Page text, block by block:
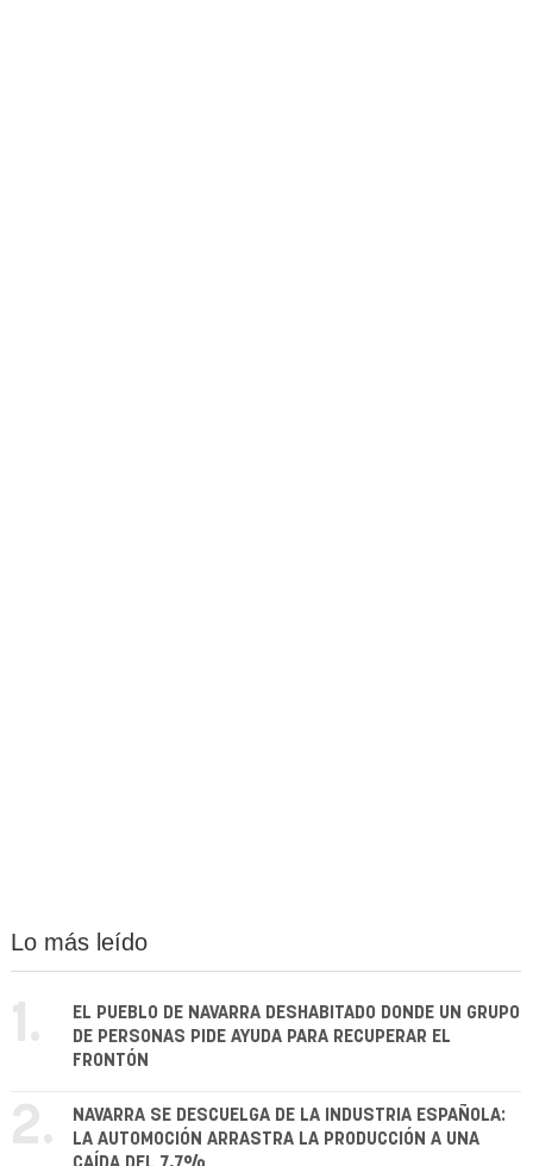
Lo más leído
1.
EL PUEBLO DE NAVARRA DESHABITADO DONDE UN GRUPO
DE PERSONAS PIDE AYUDA PARA RECUPERAR EL
FRONTÓN
2.
NAVARRA SE DESCUELGA DE LA INDUSTRIA ESPAÑOLA:
LA AUTOMOCIÓN ARRASTRA LA PRODUCCIÓN A UNA